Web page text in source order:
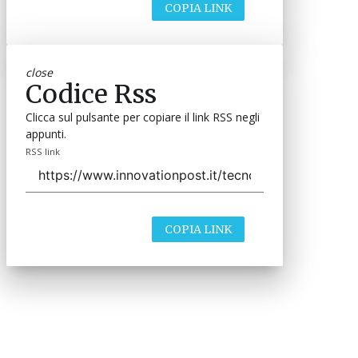
COPIA LINK
close
Codice Rss
Clicca sul pulsante per copiare il link RSS negli
appunti.
RSS link
COPIA LINK